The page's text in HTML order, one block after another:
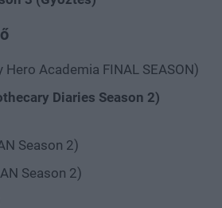
Academia FINAL SEASON)
Diaries Season 2)
Season 2)
Season 2)